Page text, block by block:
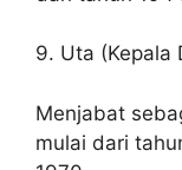
9. Uta (Kepala
Menjabat
mulai dari